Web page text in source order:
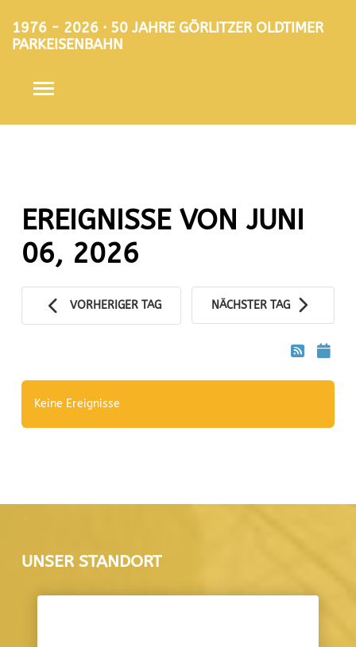
1976 - 2026 · 50 JAHRE GÖRLITZER OLDTIMER
PARKEISENBAHN
EREIGNISSE VON JUNI
06, 2026
VORHERIGER TAG NÄCHSTER TAG
Keine Ereignisse
UNSER STANDORT